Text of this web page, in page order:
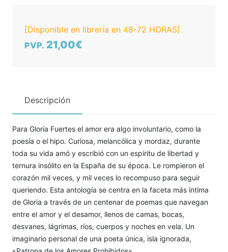
[Disponible en librería en 48-72 HORAS]
PVP. 21,00€
Descripción
Para Gloria Fuertes el amor era algo involuntario, como la
poesía o el hipo. Curiosa, melancólica y mordaz, durante
toda su vida amó y escribió con un espíritu de libertad y
ternura insólito en la España de su época. Le rompieron el
corazón mil veces, y mil veces lo recompuso para seguir
queriendo. Esta antología se centra en la faceta más íntima
de Gloria a través de un centenar de poemas que navegan
entre el amor y el desamor, llenos de camas, bocas,
desvanes, lágrimas, ríos, cuerpos y noches en vela. Un
imaginario personal de una poeta única, isla ignorada,